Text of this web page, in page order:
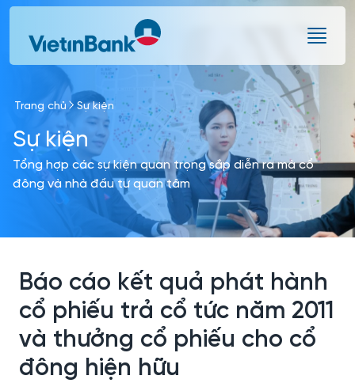
Skip to Main Content
Trang chủ Sự kiện
Sự kiện
Tổng hợp các sự kiện quan trọng sắp diễn ra mà cổ
đông và nhà đầu tư quan tâm
Báo cáo kết quả phát hành
cổ phiếu trả cổ tức năm 2011
và thưởng cổ phiếu cho cổ
đông hiện hữu